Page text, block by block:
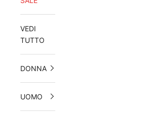
VEDI
TUTTO
DONNA
UOMO